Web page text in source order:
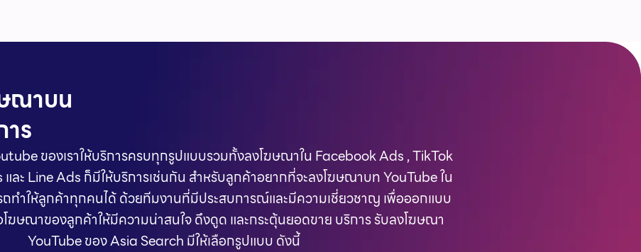
ณาบน
ร
ของเราให้บริการครบทุกรูปแบบรวมทั้งลงโฆษณาใน Facebook Ads , TikTok
ะ Line Ads ก็มีให้บริการเช่นกัน สำหรับลูกค้าอยากที่จะลงโฆษณาบท YouTube ใน
ถทำให้ลูกค้าทุกคนได้ ด้วยทีมงานที่มีประสบการณ์และมีความเชี่ยวชาญ เพื่อออกแบบ
ษณาของลูกค้าให้มีความน่าสนใจ ดึงดูด และกระตุ้นยอดขาย บริการ รับลงโฆษณา
YouTube ของ Asia Search มีให้เลือกรูปแบบ ดังนี้